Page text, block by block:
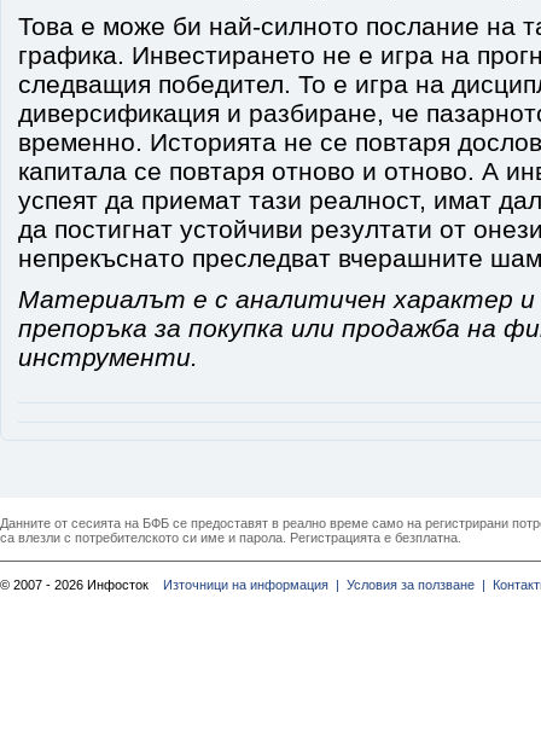
Това е може би най-силното послание на
графика. Инвестирането не е игра на
следващия победител. То е игра на
диверсификация и разбиране, че
временно. Историята не се повтаря
капитала се повтаря отново и отново. А
успеят да приемат тази реалност, имат
да постигнат устойчиви резултати от
непрекъснато преследват вчерашните
Материалът е с аналитичен характер и
препоръка за покупка или продажба на
инструменти.
Данните от сесията на БФБ се предоставят в реално време само на регистрирани
са влезли с потребителското си име и парола. Регистрацията е безплатна.
© 2007 - 2026 Инфосток Източници на информация | Условия за ползване |